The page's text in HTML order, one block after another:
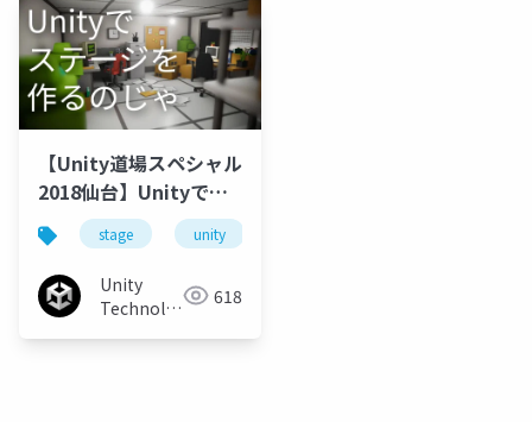
【Unity道場スペシャル
2018仙台】Unityでス
テージをつくるのじゃ
stage unity
Unity
Technologies 618